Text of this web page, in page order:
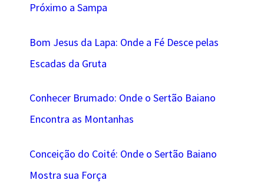
Próximo a Sampa
Bom Jesus da Lapa: Onde a Fé Desce pelas
Escadas da Gruta
Conhecer Brumado: Onde o Sertão Baiano
Encontra as Montanhas
Conceição do Coité: Onde o Sertão Baiano
Mostra sua Força